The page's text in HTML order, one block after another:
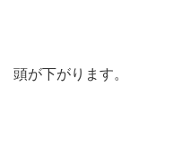
頭が下がります。